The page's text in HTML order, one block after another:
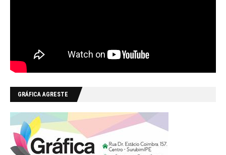
GRÁFICA AGRESTE